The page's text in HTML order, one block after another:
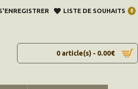
LISTE DE SOUHAITS 0
0 article(s) - 0.00€